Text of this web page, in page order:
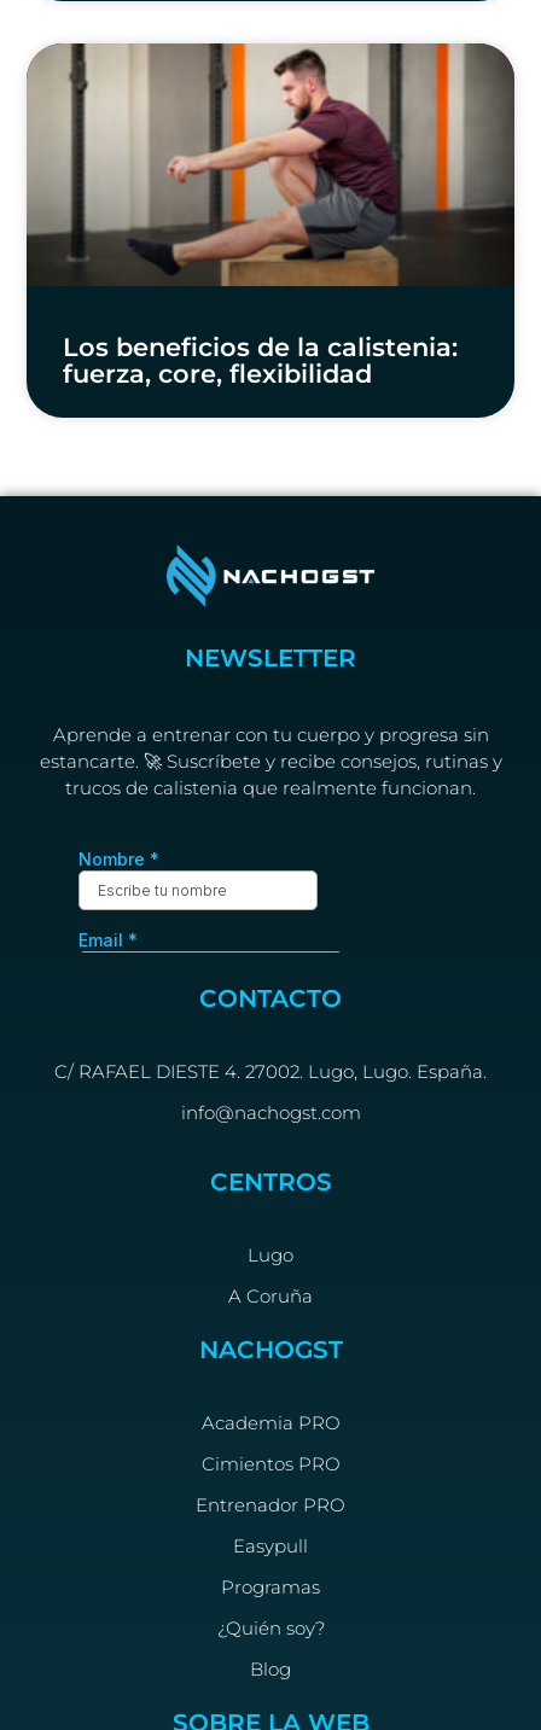
Los beneficios de la calistenia:
fuerza, core, flexibilidad
NEWSLETTER
Aprende a entrenar con tu cuerpo y progresa sin
estancarte. 🚀 Suscríbete y recibe consejos, rutinas y
trucos de calistenia que realmente funcionan.
CONTACTO
C/ RAFAEL DIESTE 4. 27002. Lugo, Lugo. España.
info@nachogst.com
CENTROS
Lugo
A Coruña
NACHOGST
Academia PRO
Cimientos PRO
Entrenador PRO
Easypull
Programas
¿Quién soy?
Blog
SOBRE LA WEB